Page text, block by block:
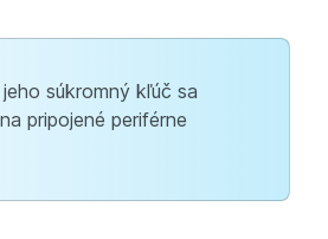
súkromný kľúč sa
pripojené periférne